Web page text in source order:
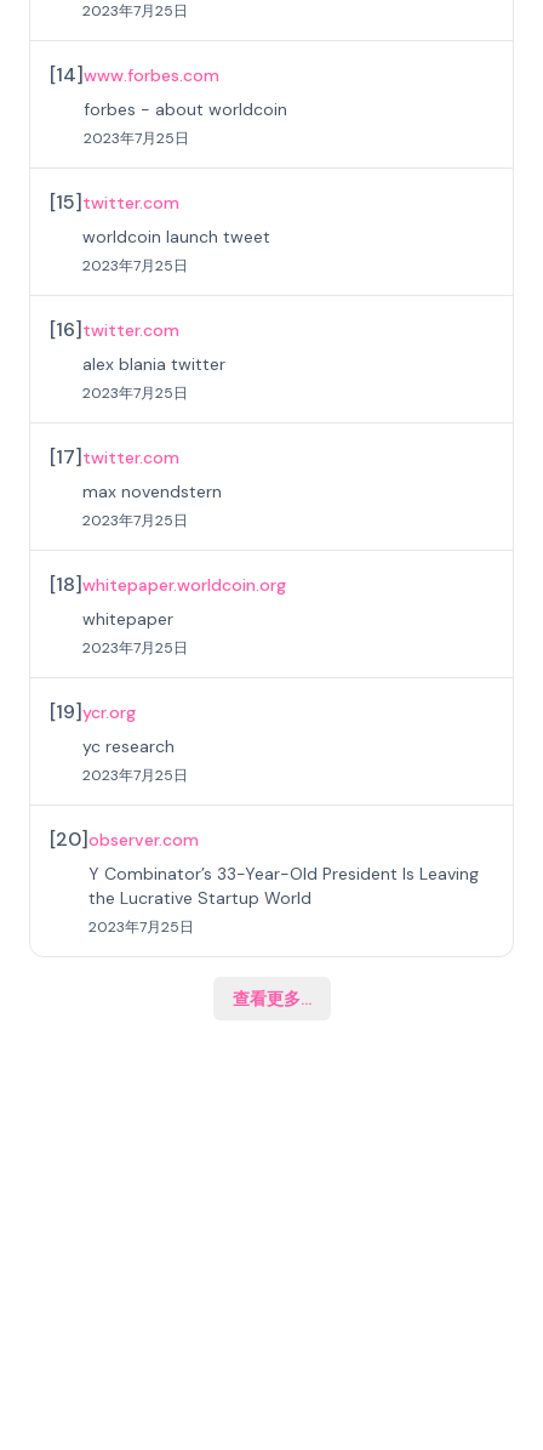
2023年7月25日
[14]www.forbes.com
forbes - about worldcoin
2023年7月25日
[15] twitter.com
worldcoin launch tweet
2023年7月25日
[16] twitter.com
alex blania twitter
2023年7月25日
[17] twitter.com
max novendstern
2023年7月25日
[18]whitepaper.worldcoin.org
whitepaper
2023年7月25日
[19]ycr.org
yc research
2023年7月25日
[20]observer.com
Y Combinator’s 33-Year-Old President Is Leaving
the Lucrative Startup World
2023年7月25日
查看更多...